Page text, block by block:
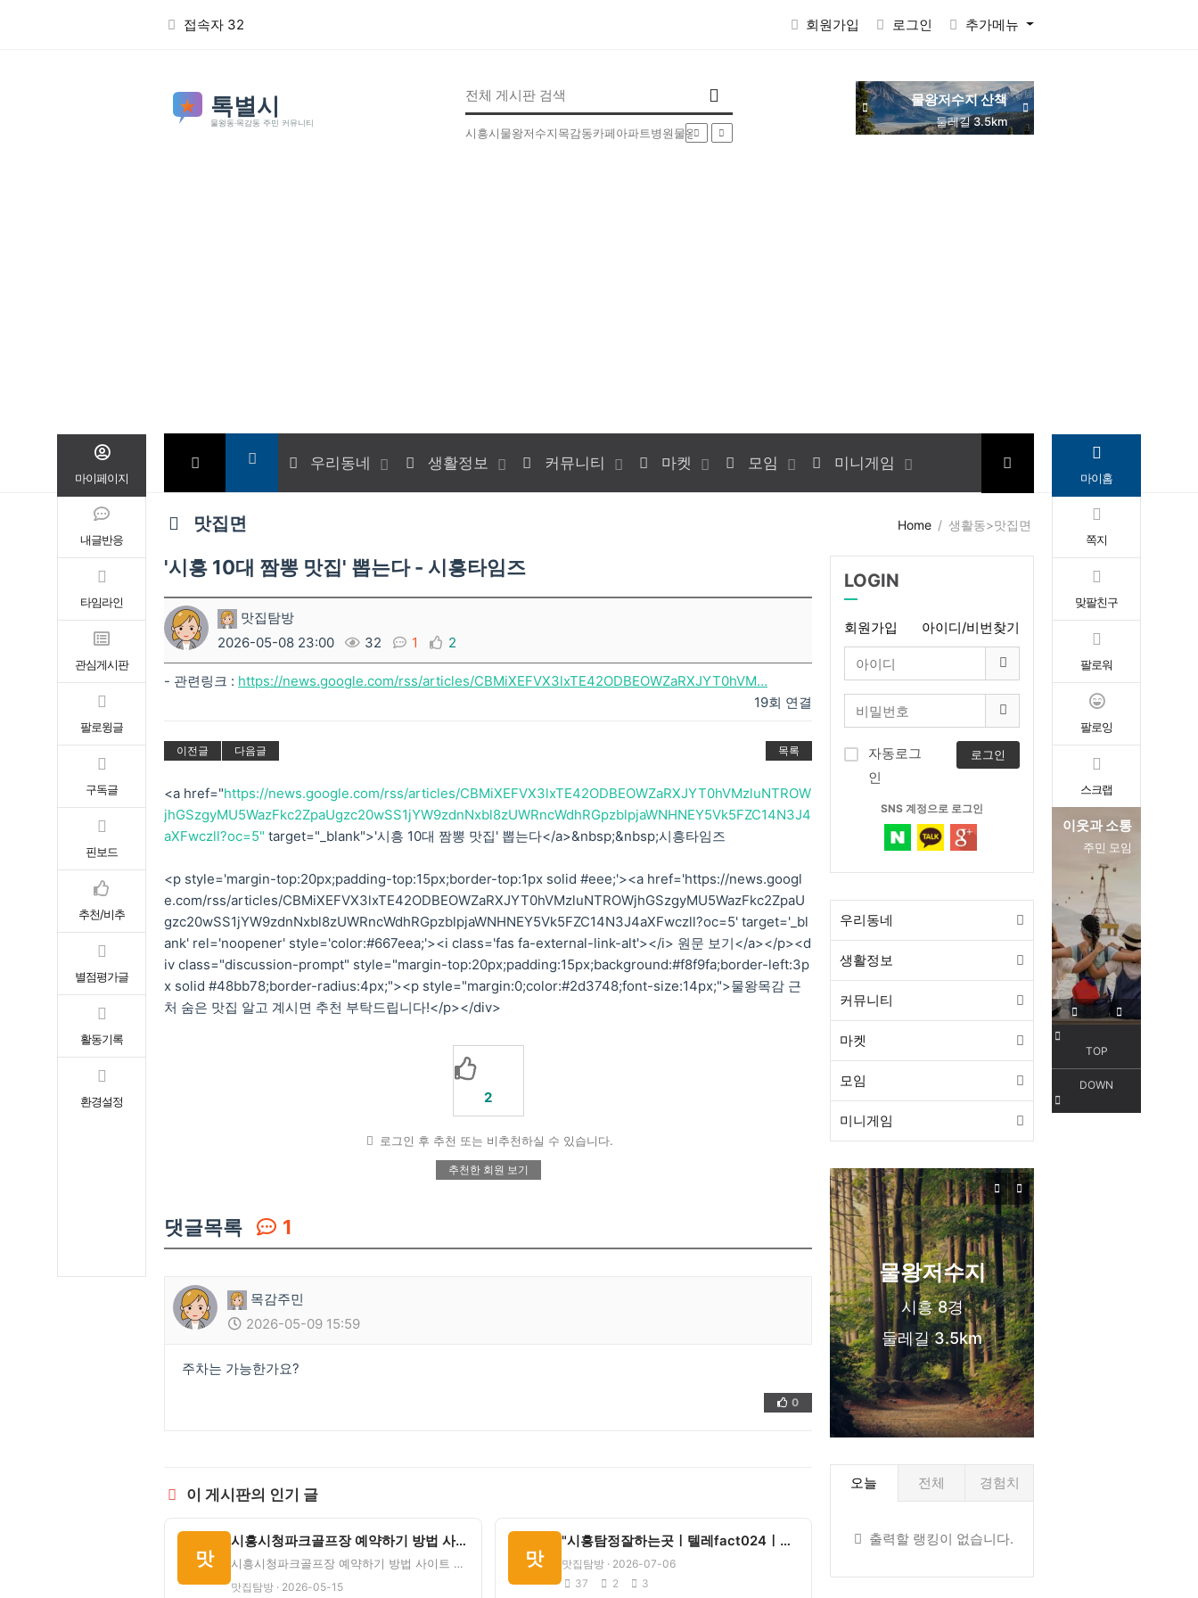
접속자 32
회원가입 로그인 추가메뉴
인기검색어
시흥시물왕저수지목감동카페아파트병원물왕동 부동산 5EXTRACTVALUE6937CONCAT0x7eSELECTELT6937693710x7e-
물왕저수지 산책
둘레길 3.5km
우리동네 생활정보 커뮤니티 마켓 모임 미니게임
맛집면 Home 생활동>맛집면
마이페이지
내글반응
타임라인
관심게시판
팔로윙글
구독글
핀보드
추천/비추
별점평가글
활동기록
환경설정
마이홈
쪽지
맞팔친구
팔로워
팔로잉
스크랩
이웃과 소통
주민 모임
TOP
DOWN
'시흥 10대 짬뽕 맛집' 뽑는다 - 시흥타임즈
맛집탐방
2026-05-08 23:00
32 1 2
- 관련링크 : https://news.google.com/rss/articles/CBMiXEFVX3lxTE42ODBEOWZaRXJYT0hVM…
19회 연결
이전글 다음글 목록
<a href="https://news.google.com/rss/articles/CBMiXEFVX3lxTE42ODBEOWZaRXJYT0hVMzluNTROW
jhGSzgyMU5WazFkc2ZpaUgzc20wSS1jYW9zdnNxbl8zUWRncWdhRGpzblpjaWNHNEY5Vk5FZC14N3J4
aXFwczll?oc=5" target="_blank">'시흥 10대 짬뽕 맛집' 뽑는다</a>&nbsp;&nbsp;시흥타임즈
<p style='margin-top:20px;padding-top:15px;border-top:1px solid #eee;'><a href='https://news.googl
e.com/rss/articles/CBMiXEFVX3lxTE42ODBEOWZaRXJYT0hVMzluNTROWjhGSzgyMU5WazFkc2ZpaU
gzc20wSS1jYW9zdnNxbl8zUWRncWdhRGpzblpjaWNHNEY5Vk5FZC14N3J4aXFwczll?oc=5' target='_bl
ank' rel='noopener' style='color:#667eea;'><i class='fas fa-external-link-alt'></i> 원문 보기</a></p><d
iv class="discussion-prompt" style="margin-top:20px;padding:15px;background:#f8f9fa;border-left:3p
x solid #48bb78;border-radius:4px;"><p style="margin:0;color:#2d3748;font-size:14px;">물왕목감 근
처 숨은 맛집 알고 계시면 추천 부탁드립니다!</p></div>
2
로그인 후 추천 또는 비추천하실 수 있습니다.
추천한 회원 보기
댓글목록 1
목감주민
2026-05-09 15:59
주차는 가능한가요?
👍 ❤️
0
이 게시판의 인기 글
맛
시흥시청파크골프장 예약하기 방법 사이트 맛집 위치 가격 - 브런치
시흥시청파크골프장 예약하기 방법 사이트 맛집 위치 가격&nbsp;&nbsp;브런치 원문 보기물왕목감 근처
맛집탐방 · 2026-05-15
맛
"시흥탐정잘하는곳ㅣ텔레fact024ㅣ실력있는탐정, 추천사설탐정, 진짜탐정…
맛집탐방 · 2026-07-06
37
2 3
LOGIN
회원가입 아이디/비번찾기
자동로그
인
로그인
SNS 계정으로 로그인
우리동네
생활정보
커뮤니티
마켓
모임
미니게임
물왕저수지
시흥 8경
둘레길 3.5km
오늘 전체 경험치
출력할 랭킹이 없습니다.